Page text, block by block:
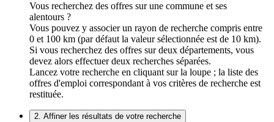
Vous recherchez des offres sur une commune et ses
alentours ?
Vous pouvez y associer un rayon de recherche compris entre
0 et 100 km (par défaut la valeur sélectionnée est de 10 km).
Si vous recherchez des offres sur deux départements, vous
devez alors effectuer deux recherches séparées.
Lancez votre recherche en cliquant sur la loupe ; la liste des
offres d'emploi correspondant à vos critères de recherche est
restituée.
2. Affiner les résultats de votre recherche